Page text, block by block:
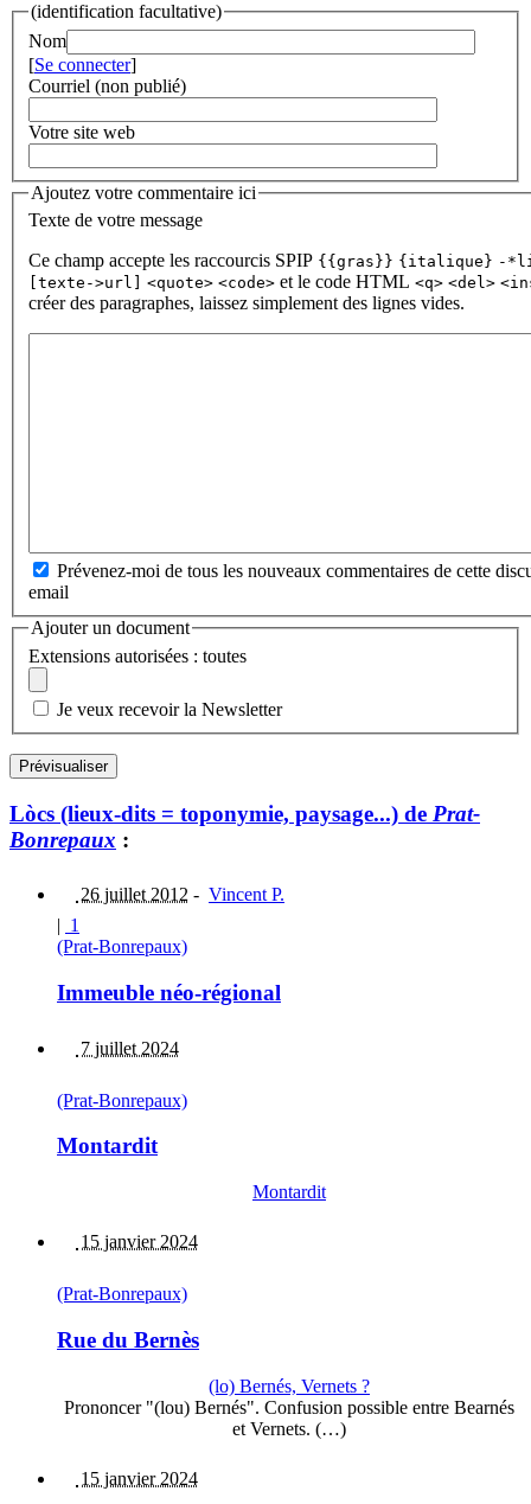
(identification facultative)
Nom
[Se connecter]
Courriel (non publié)
Votre site web
Ajoutez votre commentaire ici
Texte de votre message
Ce champ accepte les raccourcis SPIP {{gras}} {italique} -
[texte->url]
<quote> <code> et le code HTML <q> <del>
créer des paragraphes, laissez simplement des lignes vides.
Prévenez-moi de tous les nouveaux commentaires de cette
email
Ajouter un document
Extensions autorisées : toutes
Je veux recevoir la Newsletter
Lòcs (lieux-dits = toponymie, paysage...) de Prat-
Bonrepaux :
26 juillet 2012 - Vincent P.
| 1
(Prat-Bonrepaux)
Immeuble néo-régional
7 juillet 2024
(Prat-Bonrepaux)
Montardit
Montardit
15 janvier 2024
(Prat-Bonrepaux)
Rue du Bernès
(lo) Bernés, Vernets ?
Prononcer "(lou) Bernés". Confusion possible entre Bearnés
et Vernets. (…)
15 janvier 2024